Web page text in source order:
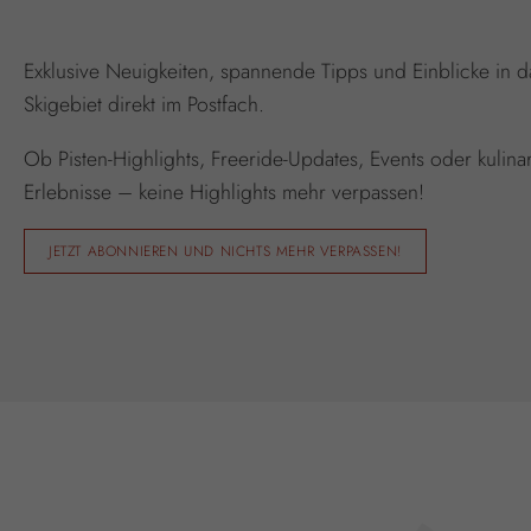
Exklusive Neuigkeiten, spannende Tipps und Einblicke in
Skigebiet direkt im Postfach.
Ob Pisten-Highlights, Freeride-Updates, Events oder
Erlebnisse – keine Highlights mehr verpassen!
JETZT ABONNIEREN UND NICHTS MEHR VERPASSEN!